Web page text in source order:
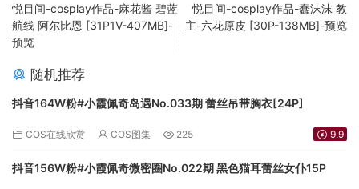
悦目间-cosplay作品-麻花酱 碧蓝
航线 阿尔比恩 [31P1V-407MB]-
预览
悦目间-cosplay作品-蠢沫沫 教
主-六花原皮 [30P-138MB]-预览
随机推荐
抖音164W粉#小霞佩奇岛遇No.033期 蕾丝吊带胸衣[24P]
COS在线欣赏 COS图集 225 9.9
抖音156W粉#小霞佩奇微密圈No.022期 黑色猫耳蕾丝女仆15P